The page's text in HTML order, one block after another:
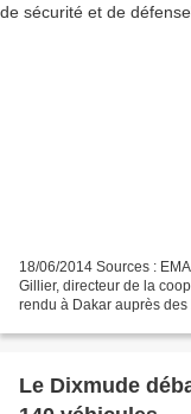
18/06/2014 Sources :
Gillier, directeur de la
rendu à Dakar auprès des
Le Dixmude